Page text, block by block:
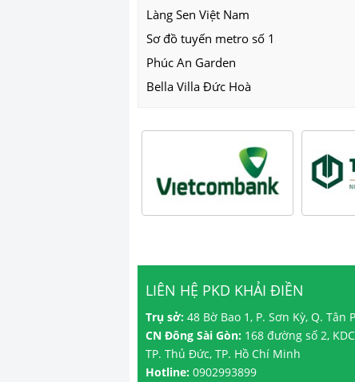
Làng Sen Việt Nam
Sơ đồ tuyến metro số 1
Phúc An Garden
Bella Villa Đức Hoà
LIÊN HỆ PKD KHẢI ĐIỀN
Trụ sở: 48 Bờ Bao 1, P. Sơn Kỳ, Q. Tân
CN Đông Sài Gòn: 168 đường số 2,
TP. Thủ Đức, TP. Hồ Chí Minh
Hotline: 0902993899